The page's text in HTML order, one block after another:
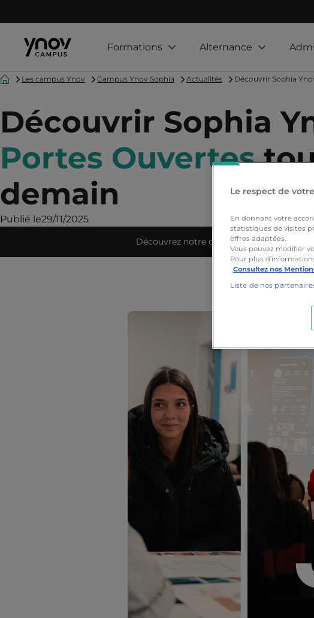
Formations Alternance
AccueilLes campus Ynov Campus Ynov Sophia Actualités Découvrir Sophia
Découvrir Sophia
Portes Ouvertes
demain
Publié le29/11/2025
Découvrez notre campus Nos
Le respect de
En donnant votre
statistiques de visites
offres adaptées.
Vous pouvez modifier
Pour plus
Consultez nos
Liste de nos